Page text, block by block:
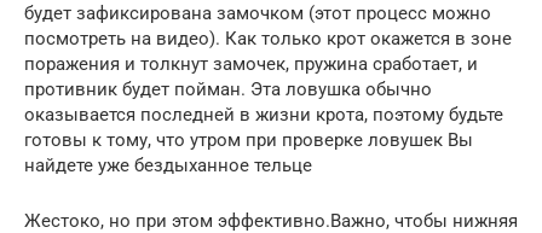
будет зафиксирована замочком (этот процесс можно
посмотреть на видео). Как только крот окажется в зоне
поражения и толкнут замочек, пружина сработает, и
противник будет пойман. Эта ловушка обычно
оказывается последней в жизни крота, поэтому будьте
готовы к тому, что утром при проверке ловушек Вы
найдете уже бездыханное тельце
Жестоко, но при этом эффективно.Важно, чтобы нижняя